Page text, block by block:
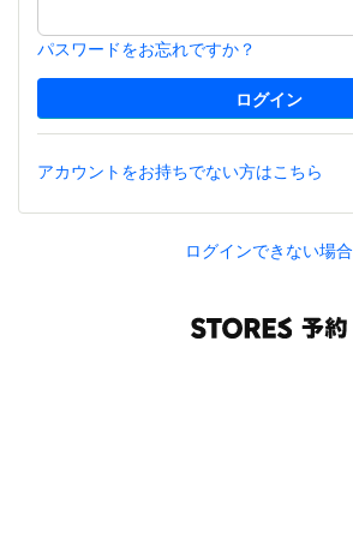
パスワードをお忘れですか？
アカウントをお持ちでない方はこちら
ログインできない場合